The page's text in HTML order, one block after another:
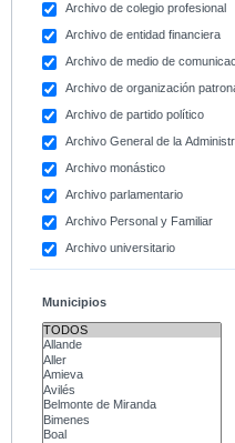
Archivo de colegio profesional
Archivo de entidad financiera
Archivo de medio de
Archivo de organización
Archivo de partido político
Archivo General de la
Archivo monástico
Archivo parlamentario
Archivo Personal y Familiar
Archivo universitario
Municipios